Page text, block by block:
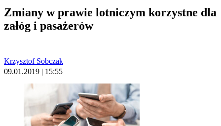
Zmiany w prawie lotniczym korzystne dla
załóg i pasażerów
Krzysztof Sobczak
09.01.2019 | 15:55